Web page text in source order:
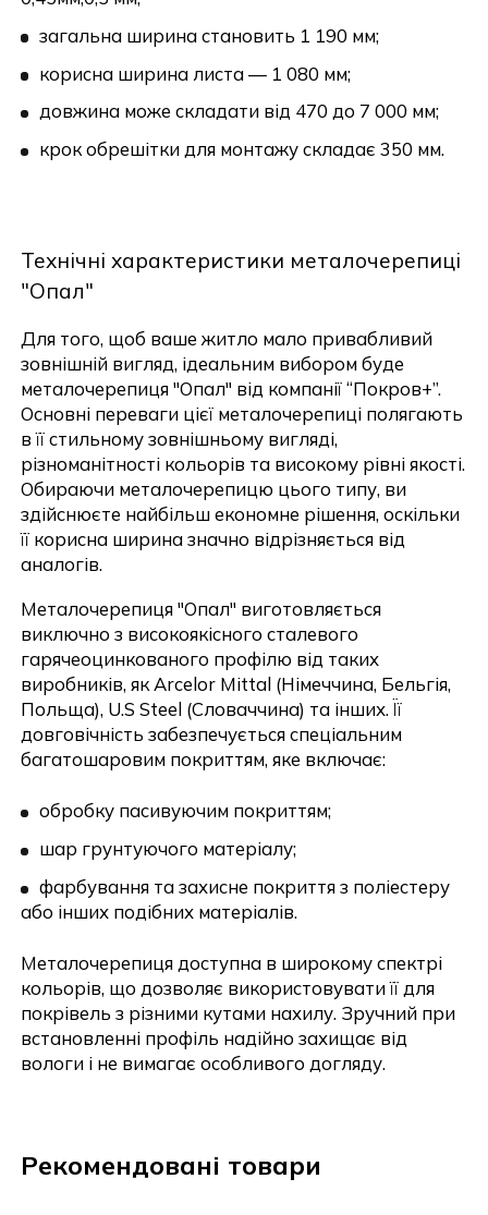
загальна ширина становить 1 190 мм;
корисна ширина листа — 1 080 мм;
довжина може складати від 470 до 7 000 мм;
крок обрешітки для монтажу складає 350 мм.
Технічні характеристики металочерепиці
"Опал"
Для того, щоб ваше житло мало привабливий
зовнішній вигляд, ідеальним вибором буде
металочерепиця "Опал" від компанії “Покров+”.
Основні переваги цієї металочерепиці полягають
в її стильному зовнішньому вигляді,
різноманітності кольорів та високому рівні якості.
Обираючи металочерепицю цього типу, ви
здійснюєте найбільш економне рішення, оскільки
її корисна ширина значно відрізняється від
аналогів.
Металочерепиця "Опал" виготовляється
виключно з високоякісного сталевого
гарячеоцинкованого профілю від таких
виробників, як Arcelor Mittal (Німеччина, Бельгія,
Польща), U.S Steel (Словаччина) та інших. Її
довговічність забезпечується спеціальним
багатошаровим покриттям, яке включає:
обробку пасивуючим покриттям;
шар грунтуючого матеріалу;
фарбування та захисне покриття з поліестеру
або інших подібних матеріалів.
Металочерепиця доступна в широкому спектрі
кольорів, що дозволяє використовувати її для
покрівель з різними кутами нахилу. Зручний при
встановленні профіль надійно захищає від
вологи і не вимагає особливого догляду.
Рекомендовані товари